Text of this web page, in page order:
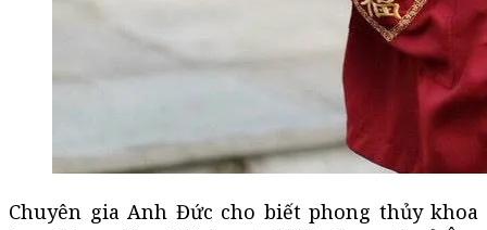
Chuyên gia Anh Đức cho biết phong thủy khoa